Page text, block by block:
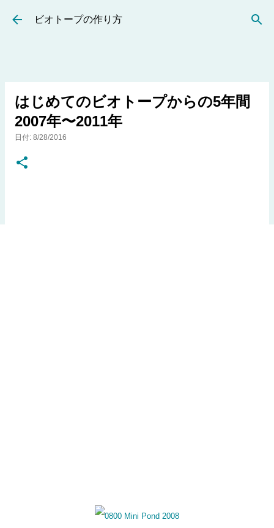
スキップしてメイン コンテンツに移動
ビオトープの作り方
はじめてのビオトープからの5年間
2007年〜2011年
日付: 8/28/2016